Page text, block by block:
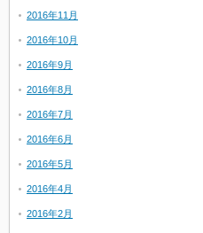
2016年11月
2016年10月
2016年9月
2016年8月
2016年7月
2016年6月
2016年5月
2016年4月
2016年2月